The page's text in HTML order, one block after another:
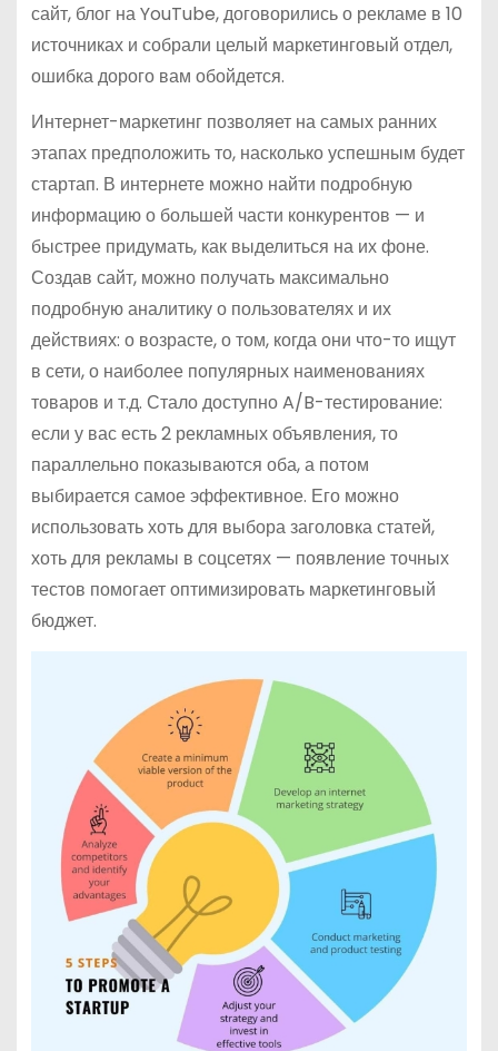
сайт, блог на YouTube, договорились о рекламе в 10
источниках и собрали целый маркетинговый отдел,
ошибка дорого вам обойдется.
Интернет-маркетинг позволяет на самых ранних
этапах предположить то, насколько успешным будет
стартап. В интернете можно найти подробную
информацию о большей части конкурентов — и
быстрее придумать, как выделиться на их фоне.
Создав сайт, можно получать максимально
подробную аналитику о пользователях и их
действиях: о возрасте, о том, когда они что-то ищут
в сети, о наиболее популярных наименованиях
товаров и т.д. Стало доступно A/B-тестирование:
если у вас есть 2 рекламных объявления, то
параллельно показываются оба, а потом
выбирается самое эффективное. Его можно
использовать хоть для выбора заголовка статей,
хоть для рекламы в соцсетях — появление точных
тестов помогает оптимизировать маркетинговый
бюджет.